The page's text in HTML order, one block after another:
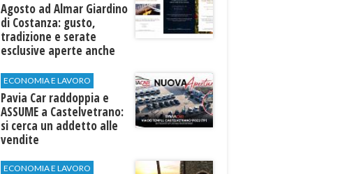
Agosto ad Almar Giardino
di Costanza: gusto,
tradizione e serate
esclusive aperte anche
ECONOMIA E LAVORO
Pavia Car raddoppia e
ASSUME a Castelvetrano:
si cerca un addetto alle
vendite
ECONOMIA E LAVORO